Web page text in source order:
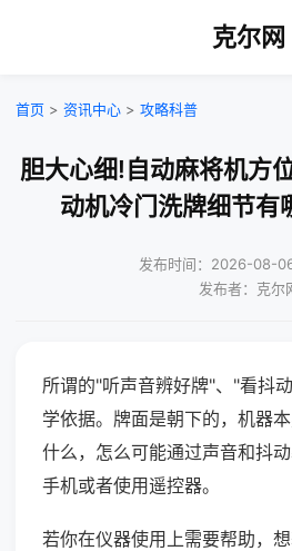
克尔网
首页 > 资讯中心 > 攻略科普
胆大心细!自动麻将机方
动机冷门洗牌细节有
发布时间：2026-08-
发布者：克尔
所谓的"听声音辨好牌"、"看抖
学依据。牌面是朝下的，机器
什么，怎么可能通过声音和抖
手机或者使用遥控器。
若你在仪器使用上需要帮助，